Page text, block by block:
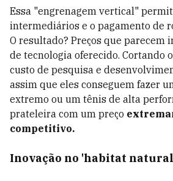
Essa "engrenagem vertical"
intermediários e o pagamento de
O resultado? Preços que parecem
de tecnologia oferecido. Cortando
custo de pesquisa e
assim que eles conseguem fazer
extremo ou um tênis de alta
prateleira com um preço
competitivo.
Inovação no 'habitat